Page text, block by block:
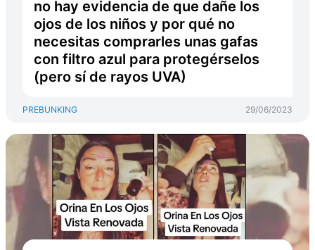
no hay evidencia de que dañe los
ojos de los niños y por qué no
necesitas comprarles unas gafas
con filtro azul para protegérselos
(pero sí de rayos UVA)
PREBUNKING 29/06/2023